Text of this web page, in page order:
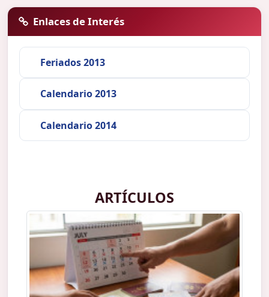
Enlaces de Interés
Feriados 2013
Calendario 2013
Calendario 2014
ARTÍCULOS